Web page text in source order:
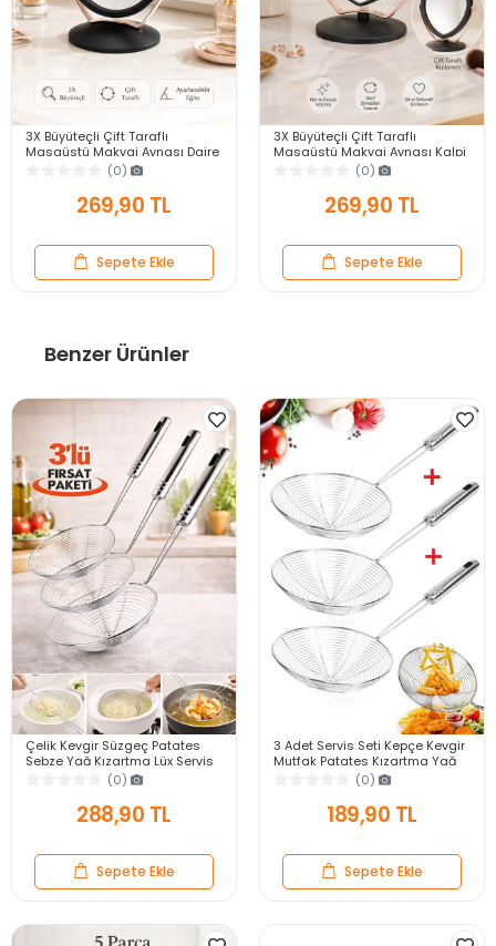
3X Büyüteçli Çift Taraflı
Masaüstü Makyaj Aynası Daire
Siyah Rose Gold Standlı
Dekoratif Yakın Ayna
(0)
269,90 TL
Sepete Ekle
3X Büyüteçli Çift Taraflı
Masaüstü Makyaj Aynası Kalpi
Siyah Rose Gold Standlı
Dekoratif Yakın Ayna
(0)
269,90 TL
Sepete Ekle
Benzer Ürünler
Çelik Kevgir Süzgeç Patates
Sebze Yağ Kızartma Lüx Servis
Seti Mutfak Tel Kepçe Kızartma
(0)
288,90 TL
Sepete Ekle
3 Adet Servis Seti Kepçe Kevgir
Mutfak Patates Kızartma Yağ
Süzgeci Çelik Kevgir Kepçe
(0)
189,90 TL
Sepete Ekle